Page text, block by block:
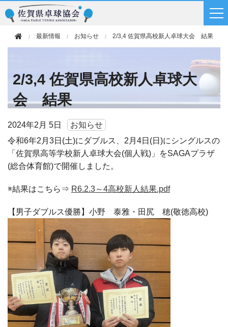
最新情報 お知らせ 2/3,4 佐賀県高校新人卓球大会 結果
2/3,4 佐賀県高校新人卓球大
会 結果
2024年2月 5日
お知らせ
令和6年2月3日(土)にダブルス、2月4日(日)にシングルスの
「佐賀県高等学校新人卓球大会(個人戦)」をSAGAプラザ
(総合体育館)で開催しました。
※結果はこちら⇒ R6.2.3～4高校新人結果.pdf
【男子ダブルス優勝】小野 泰雅・田尻 穂(敬徳高校)